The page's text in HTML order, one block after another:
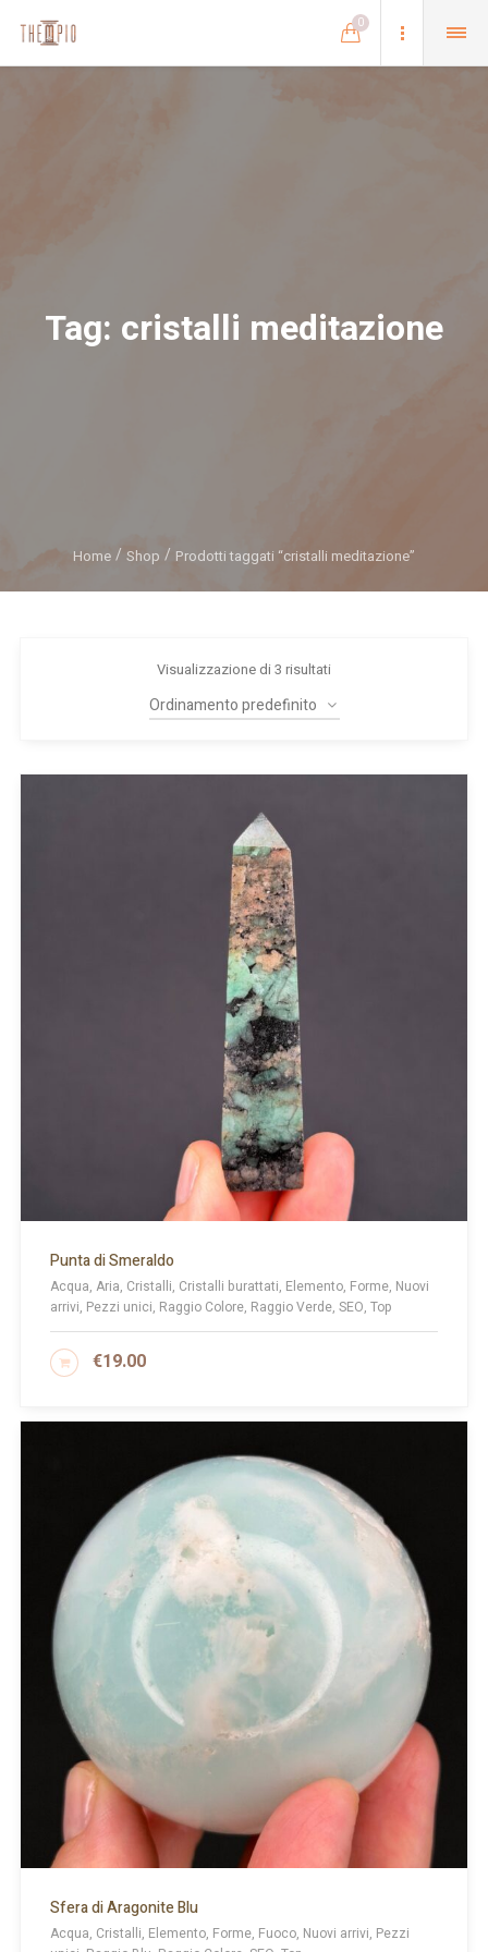
0
Tag: cristalli meditazione
Home Shop Prodotti taggati “cristalli meditazione”
Visualizzazione di 3 risultati
Punta di Smeraldo
Acqua, Aria, Cristalli, Cristalli burattati, Elemento, Forme, Nuovi
arrivi, Pezzi unici, Raggio Colore, Raggio Verde, SEO, Top
€19.00
AGGIUNGI AL CARRELLO
Sfera di Aragonite Blu
Acqua, Cristalli, Elemento, Forme, Fuoco, Nuovi arrivi, Pezzi